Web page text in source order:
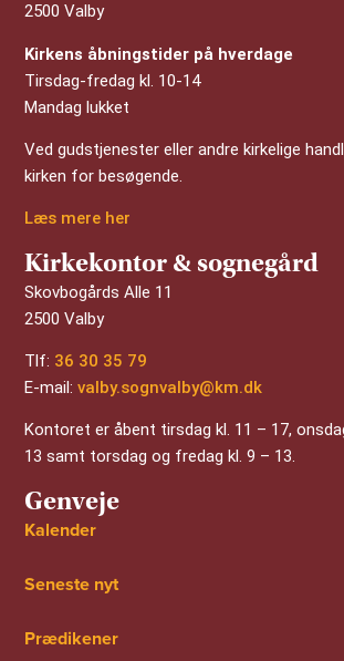
2500 Valby
Kirkens åbningstider på hverdage
Tirsdag-fredag kl. 10-14
Mandag lukket
Ved gudstjenester eller andre kirkelige
kirken for besøgende.
Læs mere her
Kirkekontor & sognegård
Skovbogårds Alle 11
2500 Valby
Tlf: 36 30 35 79
E-mail:valby.sognvalby@km.dk
Kontoret er åbent tirsdag kl. 11 – 17,
13 samt torsdag og fredag kl. 9 – 13.
Genveje
Kalender
Seneste nyt
Prædikener